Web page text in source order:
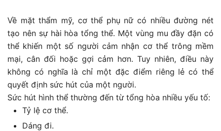
Về mặt thẩm mỹ, cơ thể phụ nữ có nhiều đường nét
tạo nên sự hài hòa tổng thể. Một vùng mu đầy đặn có
thể khiến một số người cảm nhận cơ thể trông mềm
mại, cân đối hoặc gợi cảm hơn. Tuy nhiên, điều này
không có nghĩa là chỉ một đặc điểm riêng lẻ có thể
quyết định sức hút của một người.
Sức hút hình thể thường đến từ tổng hòa nhiều yếu tố:
Tỷ lệ cơ thể.
Dáng đi.